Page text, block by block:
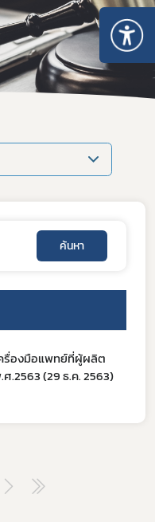
ค้นหา
รื่องมือแพทย์ที่ผู้ผลิต
.2563 (29 ธ.ค. 2563)
Subscribe